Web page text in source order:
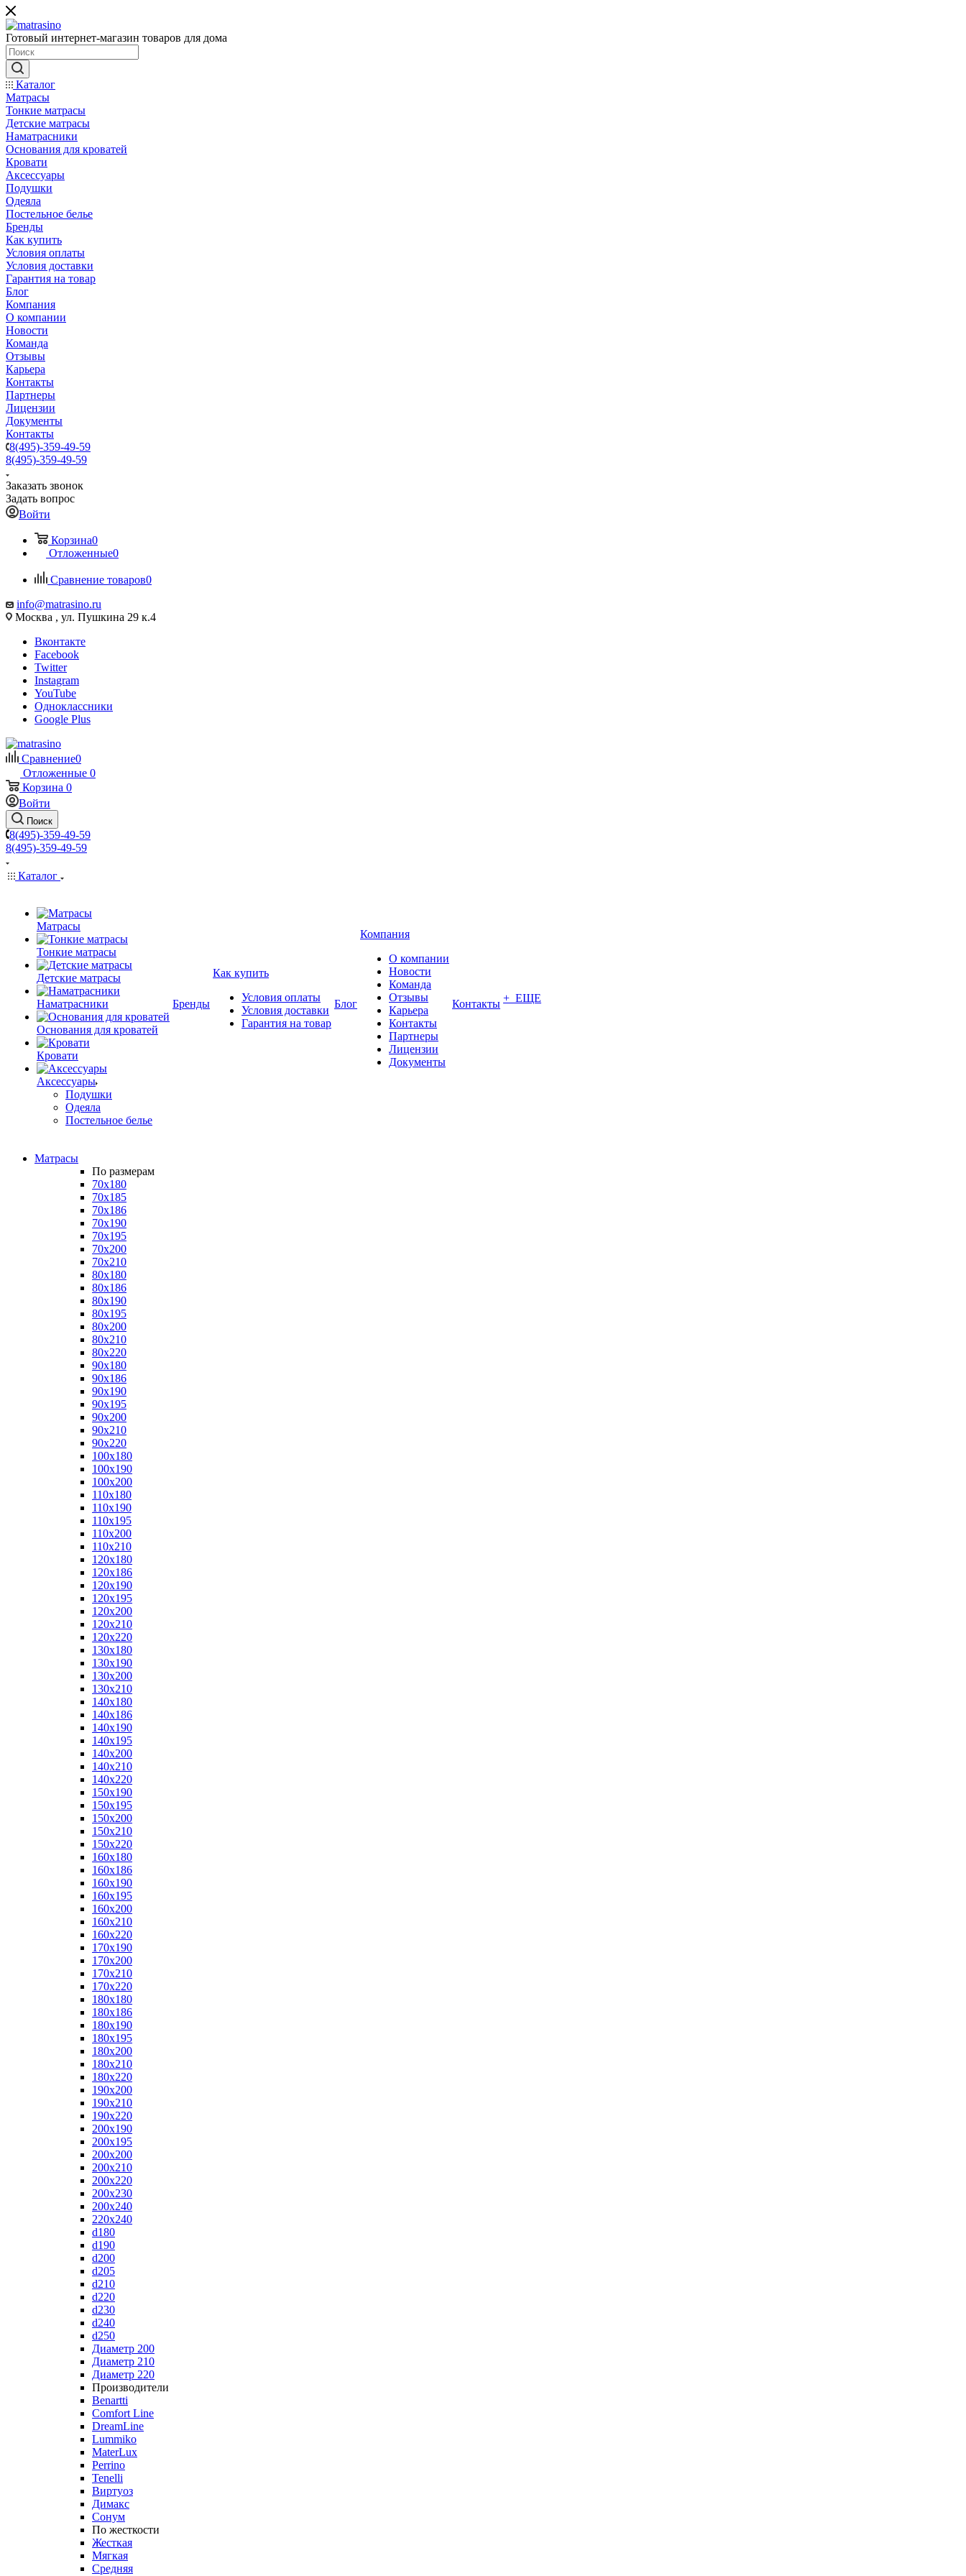
Готовый интернет-магазин товаров для дома
Каталог
Матрасы
Тонкие матрасы
Детские матрасы
Наматрасники
Основания для кроватей
Кровати
Аксессуары
Подушки
Одеяла
Постельное белье
Бренды
Как купить
Условия оплаты
Условия доставки
Гарантия на товар
Блог
Компания
О компании
Новости
Команда
Отзывы
Карьера
Контакты
Партнеры
Лицензии
Документы
Контакты
8(495)-359-49-59
8(495)-359-49-59
Заказать звонок
Задать вопрос
Войти
Корзина0
Отложенные0
Сравнение товаров0
info@matrasino.ru
Москва , ул. Пушкина 29 к.4
Вконтакте
Facebook
Twitter
Instagram
YouTube
Одноклассники
Google Plus
Сравнение0
Отложенные 0
Корзина 0
Войти
Поиск
8(495)-359-49-59
8(495)-359-49-59
Каталог
Матрасы
Тонкие матрасы
Детские матрасы
Наматрасники
Основания для кроватей
Кровати
Аксессуары
Подушки
Одеяла
Постельное белье
Бренды
Как купить
Условия оплаты
Условия доставки
Гарантия на товар
Блог
Компания
О компании
Новости
Команда
Отзывы
Карьера
Контакты
Партнеры
Лицензии
Документы
Контакты + ЕЩЕ
Матрасы
По размерам
70x180
70x185
70x186
70x190
70x195
70x200
70x210
80x180
80x186
80x190
80x195
80x200
80x210
80x220
90x180
90x186
90x190
90x195
90x200
90x210
90x220
100x180
100x190
100x200
110x180
110x190
110x195
110x200
110x210
120x180
120x186
120x190
120x195
120x200
120x210
120x220
130x180
130x190
130x200
130x210
140x180
140x186
140x190
140x195
140x200
140x210
140x220
150x190
150x195
150x200
150x210
150x220
160x180
160x186
160x190
160x195
160x200
160x210
160x220
170x190
170x200
170x210
170x220
180x180
180x186
180x190
180x195
180x200
180x210
180x220
190x200
190x210
190x220
200x190
200x195
200x200
200x210
200x220
200x230
200x240
220x240
d180
d190
d200
d205
d210
d220
d230
d240
d250
Диаметр 200
Диаметр 210
Диаметр 220
Производители
Benartti
Comfort Line
DreamLine
Lummiko
MaterLux
Perrino
Tenelli
Виртуоз
Димакс
Сонум
По жесткости
Жесткая
Мягкая
Средняя